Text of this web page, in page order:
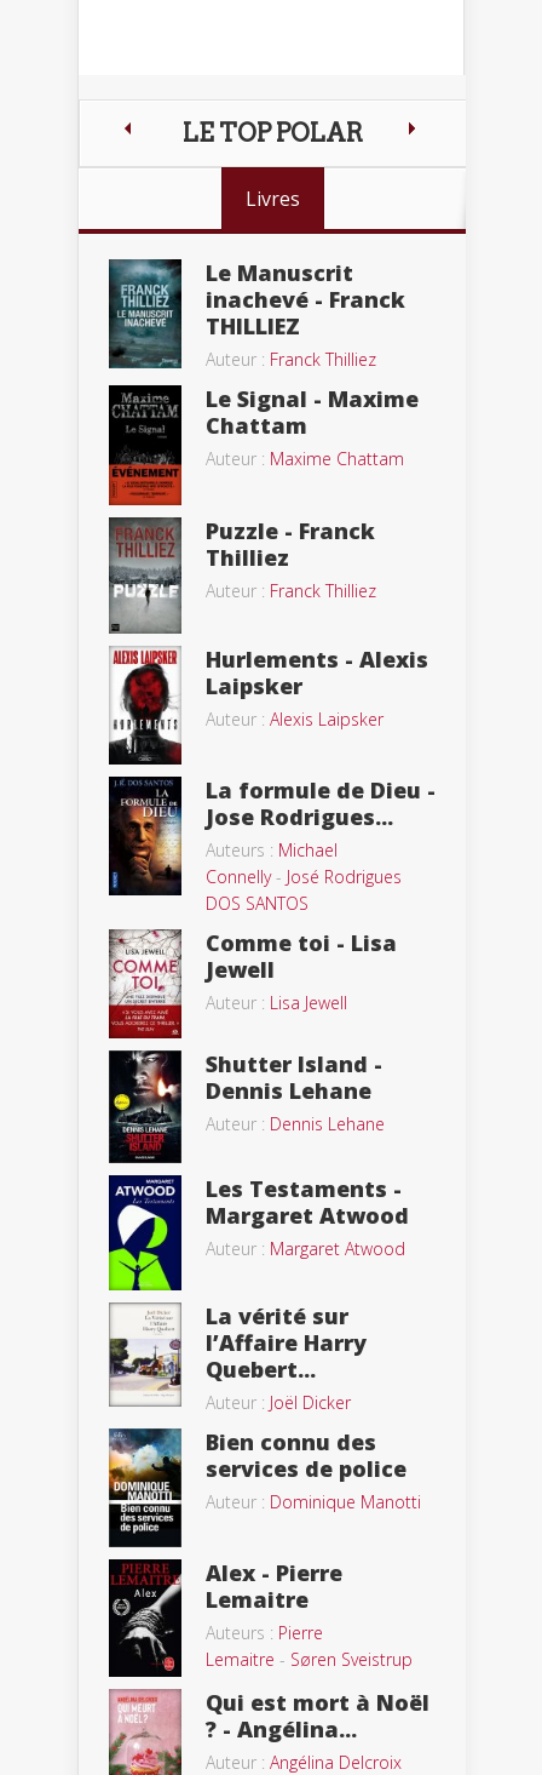
LE TOP POLAR
Livres
Le Manuscrit
inachevé - Franck
THILLIEZ
Auteur : Franck Thilliez
Le Signal - Maxime
Chattam
Auteur : Maxime Chattam
Puzzle - Franck
Thilliez
Auteur : Franck Thilliez
Hurlements - Alexis
Laipsker
Auteur : Alexis Laipsker
La formule de Dieu -
Jose Rodrigues...
Auteurs : Michael
Connelly- José Rodrigues
DOS SANTOS
Comme toi - Lisa
Jewell
Auteur : Lisa Jewell
Shutter Island -
Dennis Lehane
Auteur : Dennis Lehane
Les Testaments -
Margaret Atwood
Auteur : Margaret Atwood
La vérité sur
l’Affaire Harry
Quebert...
Auteur : Joël Dicker
Bien connu des
services de police
Auteur : Dominique Manotti
Alex - Pierre
Lemaitre
Auteurs : Pierre
Lemaitre - Søren Sveistrup
Qui est mort à Noël
? - Angélina...
Auteur : Angélina Delcroix